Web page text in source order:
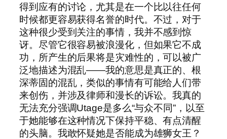
得到应有的讨论，尤其是在一个比以往任何
时候都更容易获得名誉的时代。不过，对于
这种很少受到关注的事情，我并不感到惊
讶。尽管它很容易被浪漫化，但如果它不成
功，所产生的后果将是灾难性的，可以被广
泛地描述为混乱——我的意思是真正的、根
深蒂固的混乱，类似的事情有可能给人们带
来创伤，并涉及律师和漫长的诉讼。我真的
无法充分强调Utage是多么“与众不同”，以至
于她能够在这种情况下保持平稳、有点清醒
的头脑。我敢怀疑她是否能成为雄狮女王？